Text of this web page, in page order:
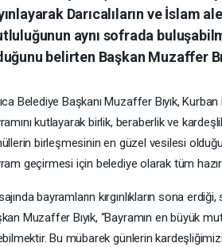
Darıcalıların ve İslam
aynı sofrada
belirten Başkan Muzaffer
Belediye Başkanı Muzaffer Bıyık,
kutlayarak birlik, beraberlik ve
birleşmesinin en güzel vesilesi
geçirmesi için belediye olarak tüm
bayramların kırgınlıkların sona
Muzaffer Bıyık, “Bayramın en büyük
Bu mübarek günlerin